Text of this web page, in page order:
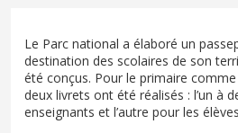
Le Parc national a élaboré un
destination des scolaires de son
été conçus. Pour le primaire
deux livrets ont été réalisés : l’un à
enseignants et l’autre pour les